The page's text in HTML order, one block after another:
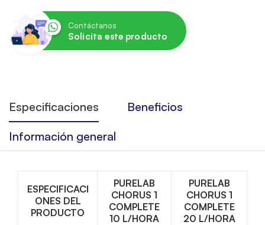
Contáctanos
Solicita este producto
Especificaciones
Beneficios
Información general
ESPECIFICACI
ONES DEL
PRODUCTO
PURELAB
CHORUS 1
COMPLETE
10 L/HORA
PURELAB
CHORUS 1
COMPLETE
20 L/HORA